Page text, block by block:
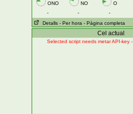
ONO NO O
-
- -
Detalls - Per hora - Pàgina completa
Cel actual
Selected script needs metar API-key